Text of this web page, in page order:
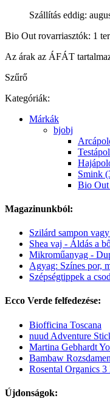
Szállítás eddig:
Bio Out rovarriasztók: 1
Az árak az ÁFÁT
Szűrő
Kategóriák:
Márkák
bjobj
Smink
Bio Out
Magazinunkból:
Szilárd sampon
Shea vaj - Áldás a
Mikroműanyag -
Agyag: Színes por,
Szépségtippek a
Ecco Verde felfedezése:
Biofficina Toscana
nuud Adventure
Martina Gebhardt
Bambaw
Rosental Organics 3
Újdonságok: